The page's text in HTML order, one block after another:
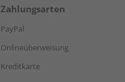
Zahlungsarten
PayPal
Onlineüberweisung
Kreditkarte